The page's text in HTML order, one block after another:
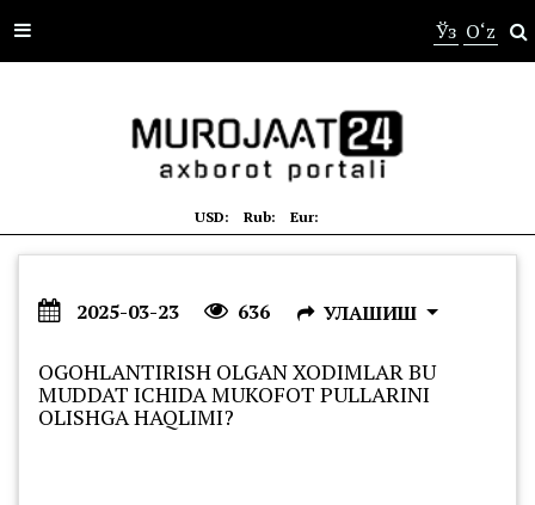
Ўз O‘z
USD: Rub: Eur:
2025-03-23 636 УЛАШИШ
OGOHLANTIRISH OLGAN XODIMLAR BU
MUDDAT ICHIDA MUKOFOT PULLARINI
OLISHGA HAQLIMI?